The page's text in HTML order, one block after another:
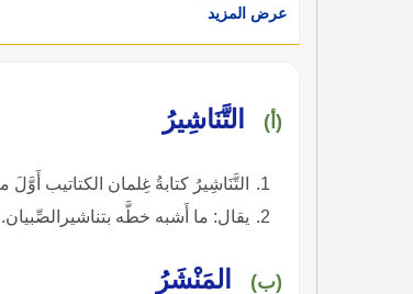
عرض المزيد
(أ) التَّنَاشِيرُ
التَّنَاشِيرُ كتابةُ غِلمان الكتاتيب أَوَّلَ ما يتعلمون.
يقال: ما أَشبه خطَّه بتناشيرالصِّبيان.
(ب) المَنْشَرُ